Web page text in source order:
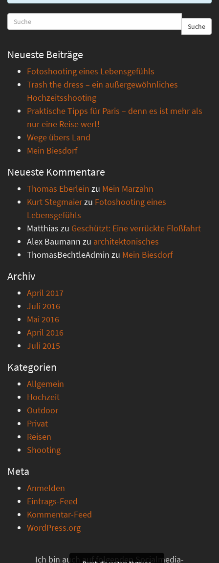
Suche
Neueste Beiträge
Fotoshooting eines Lebensgefühls
Trash the dress – ein außergewöhnliches
Hochzeitsshooting
Praktische Tipps für Paris – denn es ist mehr als
nur eine Reise wert!
Wege übers Land
Mein Biesdorf
Neueste Kommentare
Thomas Eberlein zu Mein Marzahn
Kurt Stegmaierzu Fotoshooting eines
Lebensgefühls
Matthias zu Geschützt: Eine verrückte Floßfahrt
Alex Baumann zu architektonisches
ThomasBechtleAdmin zu Mein Biesdorf
Archiv
April 2017
Juli 2016
Mai 2016
April 2016
Juli 2015
Kategorien
Allgemein
Hochzeit
Outdoor
Privat
Reisen
Shooting
Meta
Anmelden
Eintrags-Feed
Kommentar-Feed
WordPress.org
Ich bin auch auf folgenden Socialmedia-